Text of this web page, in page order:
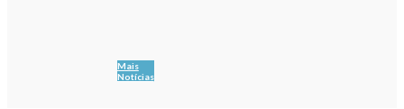
Mais
Notícias